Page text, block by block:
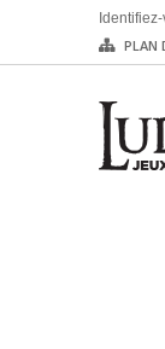
PLAN